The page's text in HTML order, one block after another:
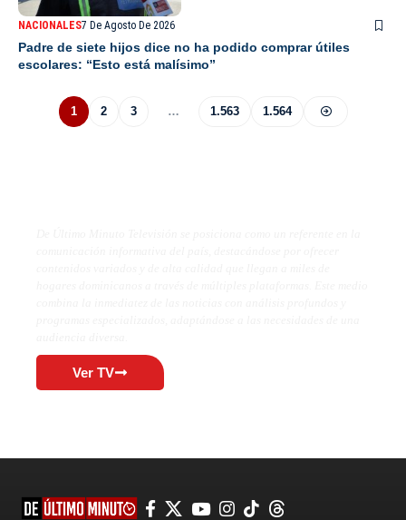
NACIONALES7 De Agosto De 2026
Padre de siete hijos dice no ha podido comprar útiles
escolares: “Esto está malísimo”
1 2 3 … 1.563 1.564
Ver TV